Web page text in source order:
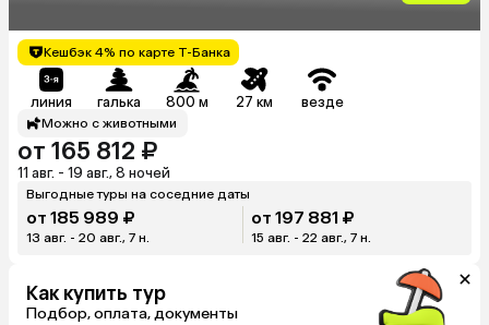
Кешбэк 4% по карте Т-Банка
линия галька 800 м 27 км везде
Можно с животными
от 165 812 ₽
11 авг. - 19 авг., 8 ночей
Выгодные туры на соседние даты
от 185 989 ₽
13 авг. - 20 авг., 7 н.
от 197 881 ₽
15 авг. - 22 авг., 7 н.
Как купить тур
Подбор, оплата, документы